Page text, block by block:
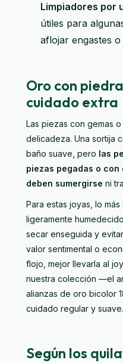
Limpiadores por
útiles para
aflojar engastes
Oro con
cuidado extra
Las piezas con gemas
delicadeza. Una sortija
baño suave, pero las
piezas pegadas o
deben sumergirse ni
Para estas joyas, lo
ligeramente
secar enseguida y
valor sentimental o
flojo, mejor llevarla al
nuestra colección —el
alianzas de oro bicolor
cuidado regular y suave.
Según los